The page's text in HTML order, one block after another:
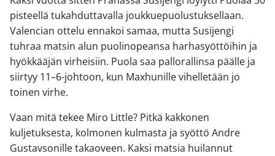
pisteellä tukahduttavalla joukkuepuolustuksellaan.
Valencian ottelu ennakoi samaa, mutta Susijengi
tuhraa matsin alun puolinopeansa harhasyöttöihin ja
hyökkääjän virheisiin. Puola saa pallorallinsa päälle ja
siirtyy 11–6-johtoon, kun Maxhunille vihelletään jo
toinen virhe.
Vaan mitä tekee Miro Little? Pitkä kakkonen
kuljetuksesta, kolmonen kulmasta ja syöttö Andre
Gustavsonille takaoveen. Kaksi matsia huilannut